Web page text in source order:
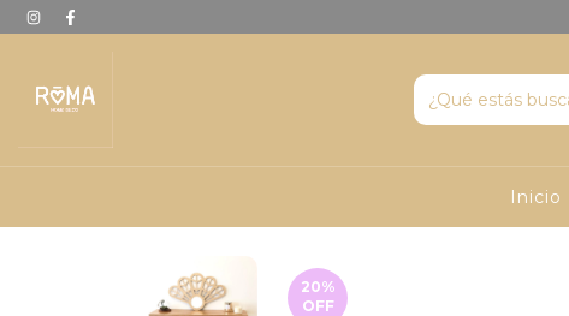
Inicio
20%
OFF